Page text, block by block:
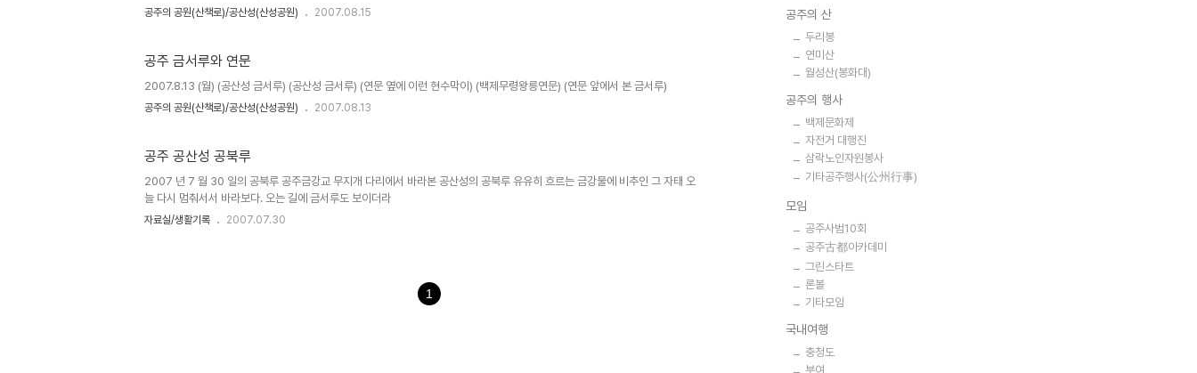
자리에서 윤 교장님 내외 분도 만나고... (공산..
공주의 공원(산책로)/공산성(산성공원) 2007.08.15
공주 금서루와 연문
2007.8.13 (월) (공산성 금서루) (공산성 금서루) (연문 옆에 이런 현수막이) (백제무령왕릉연문) (연문 앞에서 본 금서루)
공주의 공원(산책로)/공산성(산성공원) 2007.08.13
공주 공산성 공북루
2007 년 7 월 30 일의 공북루 공주금강교 무지개 다리에서 바라본 공산성의 공북루 유유히 흐르는 금강물에 비추인 그 자태 오
늘 다시 멈춰서서 바라보다. 오는 길에 금서루도 보이더라
자료실/생활기록 2007.07.30
1
공주의 산
두리봉
연미산
월성산(봉화대)
공주의 행사
백제문화제
자전거 대행진
삼락노인자원봉사
기타공주행사(公州行事)
모임
공주사범10회
공주古都아카데미
그린스타트
론볼
기타모임
국내여행
충청도
부여